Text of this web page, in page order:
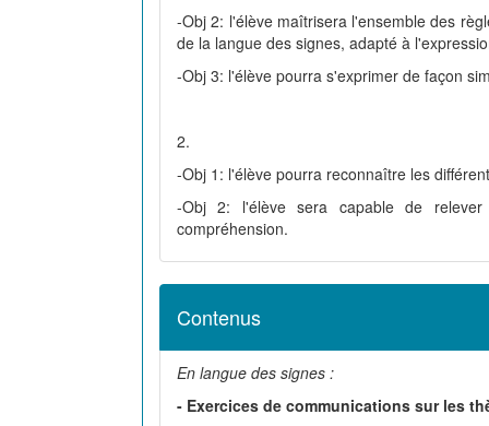
-Obj 2: l'élève maîtrisera l'ensemble des
de la langue des signes, adapté à
-Obj 3: l'élève pourra s'exprimer de façon
2.
-Obj 1: l'élève pourra reconnaître les
-Obj 2: l'élève sera capable de
compréhension.
Contenus
En langue des signes :
- Exercices de communications sur les